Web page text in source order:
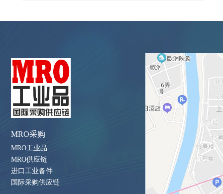
MRO采购
MRO工业品
MRO供应链
进口工业备件
国际采购供应链